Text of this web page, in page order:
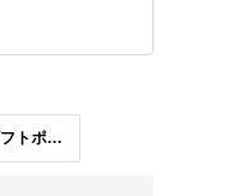
ハイドランジアギフトポット